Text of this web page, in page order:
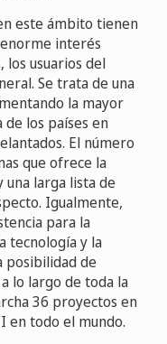
este ámbito tienen
interés
los usuarios del
Se trata de una
la mayor
los países en
El número
que ofrece la
una larga lista de
Igualmente,
para la
tecnología y la
posibilidad de
lo largo de toda la
36 proyectos en
en todo el mundo.